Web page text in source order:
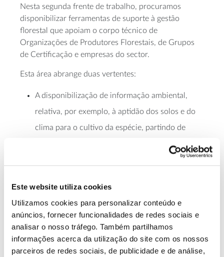
Este website utiliza cookies
Utilizamos cookies para personalizar conteúdo e
anúncios, fornecer funcionalidades de redes sociais e
analisar o nosso tráfego. Também partilhamos
informações acerca da utilização do site com os nossos
parceiros de redes sociais, de publicidade e de análise,
Nesta segunda frente de trabalho, procuramos
disponibilizar ferramentas de suporte à gestão
florestal que apoiam o corpo técnico de
Organizações de Produtores Florestais, de Grupos
de Certificação e empresas do sector.
Esta área abrange duas vertentes:
A disponibilização de informação ambiental,
relativa, por exemplo, à aptidão dos solos e do
clima para o cultivo da espécie, partindo de
conhecimento produzido pelo RAIZ que dá
suporte à decisão num conjunto de etapas
A criação de ferramentas que aumentem a
eficácia da gestão quotidiana ou melhorem a
tomada de decisão. São exemplos a ferramenta
decálculo de volumea partir dos cepos ou a